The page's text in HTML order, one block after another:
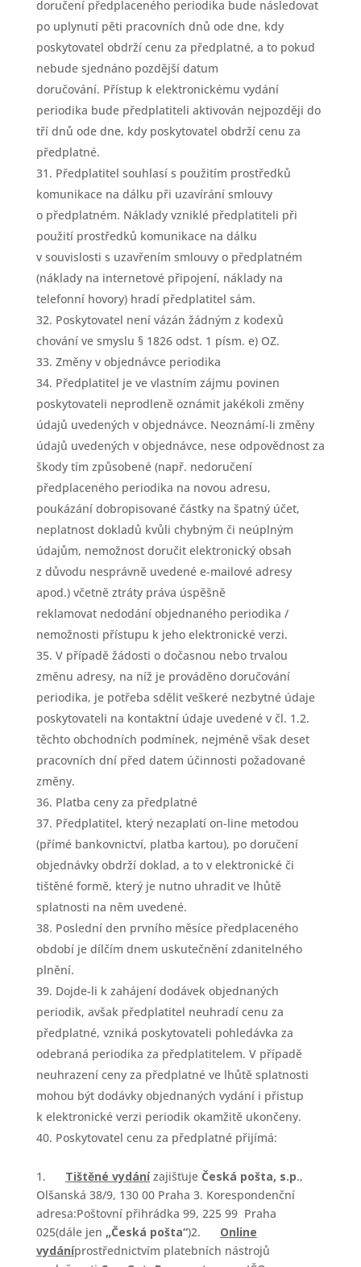
doručení předplaceného periodika bude následovat
po uplynutí pěti pracovních dnů ode dne, kdy
poskytovatel obdrží cenu za předplatné, a to pokud
nebude sjednáno pozdější datum
doručování. Přístup k elektronickému vydání
periodika bude předplatiteli aktivován nejpozději do
tří dnů ode dne, kdy poskytovatel obdrží cenu za
předplatné.
Předplatitel souhlasí s použitím prostředků
komunikace na dálku při uzavírání smlouvy
o předplatném. Náklady vzniklé předplatiteli při
použití prostředků komunikace na dálku
v souvislosti s uzavřením smlouvy o předplatném
(náklady na internetové připojení, náklady na
telefonní hovory) hradí předplatitel sám.
Poskytovatel není vázán žádným z kodexů
chování ve smyslu § 1826 odst. 1 písm. e) OZ.
Změny v objednávce periodika
Předplatitel je ve vlastním zájmu povinen
poskytovateli neprodleně oznámit jakékoli změny
údajů uvedených v objednávce. Neoznámí-li změny
údajů uvedených v objednávce, nese odpovědnost za
škody tím způsobené (např. nedoručení
předplaceného periodika na novou adresu,
poukázání dobropisované částky na špatný účet,
neplatnost dokladů kvůli chybným či neúplným
údajům, nemožnost doručit elektronický obsah
z důvodu nesprávně uvedené e-mailové adresy
apod.) včetně ztráty práva úspěšně
reklamovat nedodání objednaného periodika /
nemožnosti přístupu k jeho elektronické verzi.
V případě žádosti o dočasnou nebo trvalou
změnu adresy, na níž je prováděno doručování
periodika, je potřeba sdělit veškeré nezbytné údaje
poskytovateli na kontaktní údaje uvedené v čl. 1.2.
těchto obchodních podmínek, nejméně však deset
pracovních dní před datem účinnosti požadované
změny.
Platba ceny za předplatné
Předplatitel, který nezaplatí on-line metodou
(přímé bankovnictví, platba kartou), po doručení
objednávky obdrží doklad, a to v elektronické či
tištěné formě, který je nutno uhradit ve lhůtě
splatnosti na něm uvedené.
Poslední den prvního měsíce předplaceného
období je dílčím dnem uskutečnění zdanitelného
plnění.
Dojde-li k zahájení dodávek objednaných
periodik, avšak předplatitel neuhradí cenu za
předplatné, vzniká poskytovateli pohledávka za
odebraná periodika za předplatitelem. V případě
neuhrazení ceny za předplatné ve lhůtě splatnosti
mohou být dodávky objednaných vydání i přistup
k elektronické verzi periodik okamžitě ukončeny.
Poskytovatel cenu za předplatné přijímá:
1. Tištěné vydánízajišťuje Česká pošta, s.p.,
Olšanská 38/9, 130 00 Praha 3. Korespondenční
adresa:Poštovní přihrádka 99, 225 99 Praha
025(dále jen „Česká pošta“)2. Online
vydáníprostřednictvím platebních nástrojů